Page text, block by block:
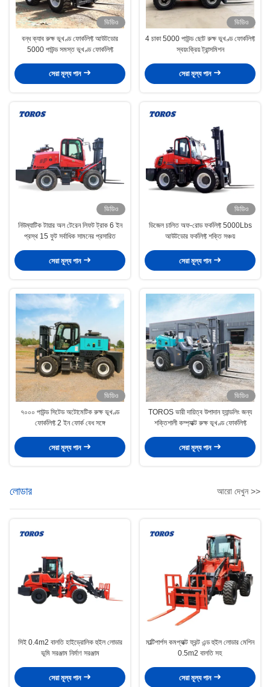
ভিডিও
বন্ধ ক্যাব রুক্ষ ভূখণ্ড ফোর্কলিফ্ট আউটডোর
5000 পাউন্ড সমস্ত ভূখণ্ড ফোর্কলিফ্ট
সেরা মূল্য পান
ভিডিও
4 চাকা 5000 পাউন্ড ছোট রুক্ষ ভূখণ্ড ফোর্কলিফ্ট
স্বয়ংক্রিয় ট্রান্সমিশন
সেরা মূল্য পান
ভিডিও
নিউম্যাটিক টায়ার অল টেরেন লিফট ট্রাক 6 ইন
প্রস্থ 15 ফুট সর্বাধিক সামনের প্রসারিত
সেরা মূল্য পান
ভিডিও
ডিজেল চালিত অফ-রোড ফর্কলিফ্ট 5000Lbs
আউটডোর ফর্কলিফ্ট শক্তি সঞ্চয়
সেরা মূল্য পান
ভিডিও
৭০০০ পাউন্ড সিটেড অটোমেটিক রুক্ষ ভূখণ্ড
ফোর্কলিফ্ট 2 ইন ফোর্ক বেধ সঙ্গে
সেরা মূল্য পান
ভিডিও
TOROS ভারী দায়িত্ব উপাদান হ্যান্ডলিং জন্য
শক্তিশালী কম্প্যাক্ট রুক্ষ ভূখণ্ড ফোর্কলিফ্ট
সেরা মূল্য পান
লোডার আরো দেখুন >>
সিই 0.4m2 বালতি হাইড্রোলিক হুইল লোডার
ভূমি সরঞ্জাম নির্মাণ সরঞ্জাম
সেরা মূল্য পান
মাল্টিপার্পস কমপ্যাক্ট ফ্রন্ট এন্ড হুইল লোডার মেশিন
0.5m2 বালতি সহ
সেরা মূল্য পান